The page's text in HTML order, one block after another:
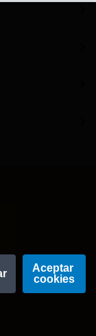
del
de
Aceptar
cookies